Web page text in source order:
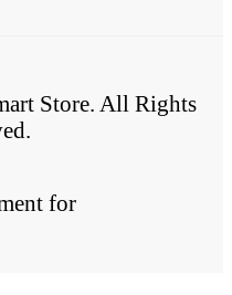
Store. All Rights
for